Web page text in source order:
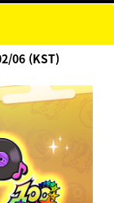
06 (KST)